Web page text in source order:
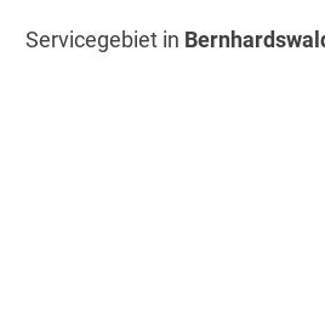
Servicegebiet in